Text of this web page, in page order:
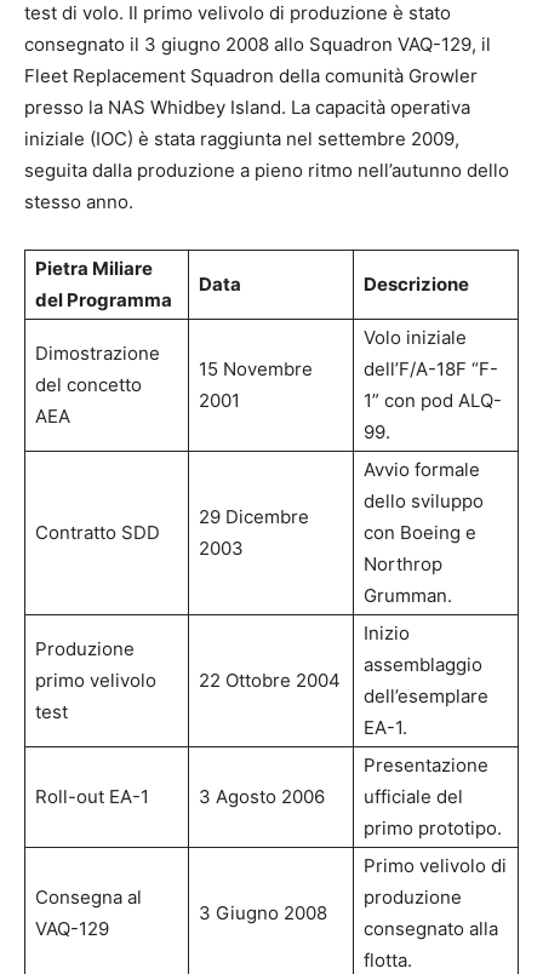
test di volo. Il primo velivolo di produzione è stato
consegnato il 3 giugno 2008 allo Squadron VAQ-129, il
Fleet Replacement Squadron della comunità Growler
presso la NAS Whidbey Island. La capacità operativa
iniziale (IOC) è stata raggiunta nel settembre 2009,
seguita dalla produzione a pieno ritmo nell’autunno dello
stesso anno.
Pietra Miliare
del Programma
Data Descrizione
Dimostrazione
del concetto
AEA
15 Novembre
2001
Volo iniziale
dell’F/A-18F “F-
1” con pod ALQ-
99.
Contratto SDD
29 Dicembre
2003
Avvio formale
dello sviluppo
con Boeing e
Northrop
Grumman.
Produzione
primo velivolo
test
22 Ottobre 2004
Inizio
assemblaggio
dell’esemplare
EA-1.
Roll-out EA-1 3 Agosto 2006
Presentazione
ufficiale del
primo prototipo.
Consegna al
VAQ-129
3 Giugno 2008
Primo velivolo di
produzione
consegnato alla
flotta.